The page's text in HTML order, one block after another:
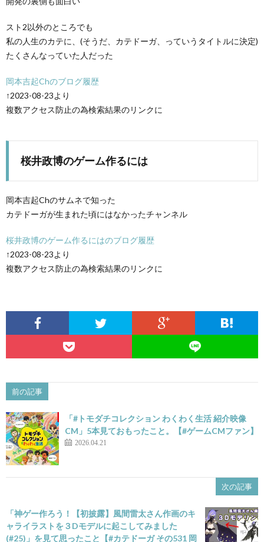
スト2以外のところでも
私の人生のカテに、(そうだ、カテドーガ、っていうタイトルに決定)
たくさんなっていた人だった
岡本吉起Chのブログ履歴
↑2023-08-23より
複数アクセス防止の為検索結果のリンクに
桜井政博のゲーム作るには
岡本吉起Chのサムネで知った
カテドーガが生まれた頃にはなかったチャンネル
桜井政博のゲーム作るにはのブログ履歴
↑2023-08-23より
複数アクセス防止の為検索結果のリンクに
前の記事
「#トモダチコレクション わくわく生活 紹介映像
CM」5本見ておもったこと。【#ゲームCMファン】
2026.04.21
次の記事
「神ゲー作ろう！【初披露】風間雷太さん作画のキ
ャライラストを３Dモデルに起こしてみました
(#25)」を見て思ったこと【#カテドーガ その531 岡